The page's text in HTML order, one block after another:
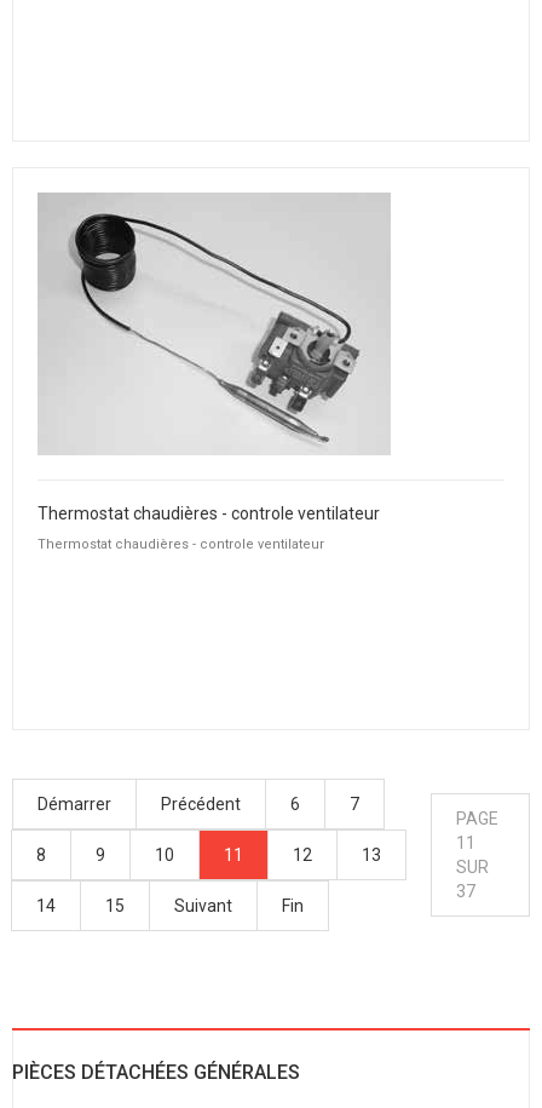
Thermostat chaudières - controle ventilateur
Thermostat chaudières - controle ventilateur
Démarrer Précédent 6 7
8 9 10 11 12 13
14 15 Suivant Fin
PAGE
11
SUR
37
PIÈCES DÉTACHÉES GÉNÉRALES